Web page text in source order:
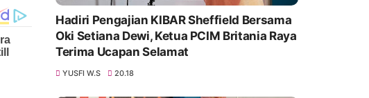
Hadiri Pengajian KIBAR Sheffield Bersama
Oki Setiana Dewi, Ketua PCIM Britania Raya
Terima Ucapan Selamat
YUSFI W.S 20.18